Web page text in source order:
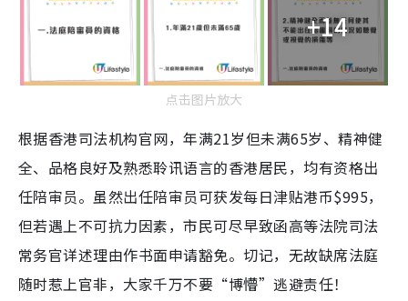
+14
点击图片放大
根据香港司法机构官网，年满21岁但未满65岁、精神健
全、品格良好及熟悉聆讯语言的香港居民，均有资格出
任陪审员。虽然出任陪审员可获发每日津贴港币$995，
但若遇上不可抗力因素，市民可尽早致函高等法院司法
常务官详述理由作书面申请豁免。切记，无故缺席法庭
随时惹上官非，大家千万不要“博懵”逃避责任！